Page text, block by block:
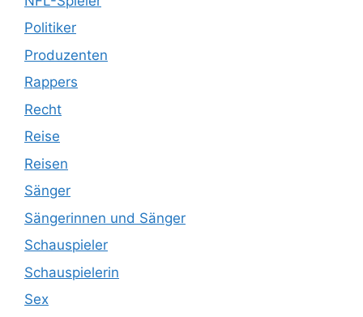
Politiker
Produzenten
Rappers
Recht
Reise
Reisen
Sänger
Sängerinnen und Sänger
Schauspieler
Schauspielerin
Sex